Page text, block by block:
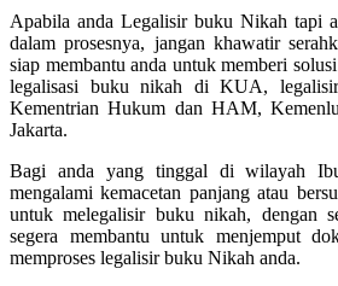
Apabila anda Legalisir buku Nikah tapi
dalam prosesnya, jangan khawatir
siap membantu anda untuk memberi
legalisasi buku nikah di KUA,
Kementrian Hukum dan HAM,
Jakarta.
Bagi anda yang tinggal di wilayah
mengalami kemacetan panjang atau
untuk melegalisir buku nikah, dengan
segera membantu untuk menjemput
memproses legalisir buku Nikah anda.